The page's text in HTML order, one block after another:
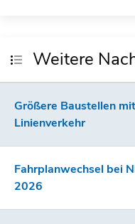
Weitere
Größere Baustellen
Linienverkehr
Fahrplanwechsel bei
2026